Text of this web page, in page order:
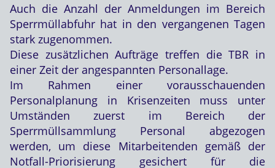
Auch die Anzahl der Anmeldungen im Bereich
Sperrmüllabfuhr hat in den vergangenen Tagen
stark zugenommen.
Diese zusätzlichen Aufträge treffen die TBR in
einer Zeit der angespannten Personallage.
Im Rahmen einer vorausschauenden
Personalplanung in Krisenzeiten muss unter
Umständen zuerst im Bereich der
Sperrmüllsammlung Personal abgezogen
werden, um diese Mitarbeitenden gemäß der
Notfall-Priorisierung gesichert für die